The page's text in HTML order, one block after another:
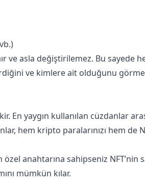
ve asla değiştirilemez. Bu sayede
ve kimlere ait olduğunu
En yaygın kullanılan cüzdanlar
hem kripto paralarınızı hem de
özel anahtarına sahipseniz NFT’nin
mümkün kılar.